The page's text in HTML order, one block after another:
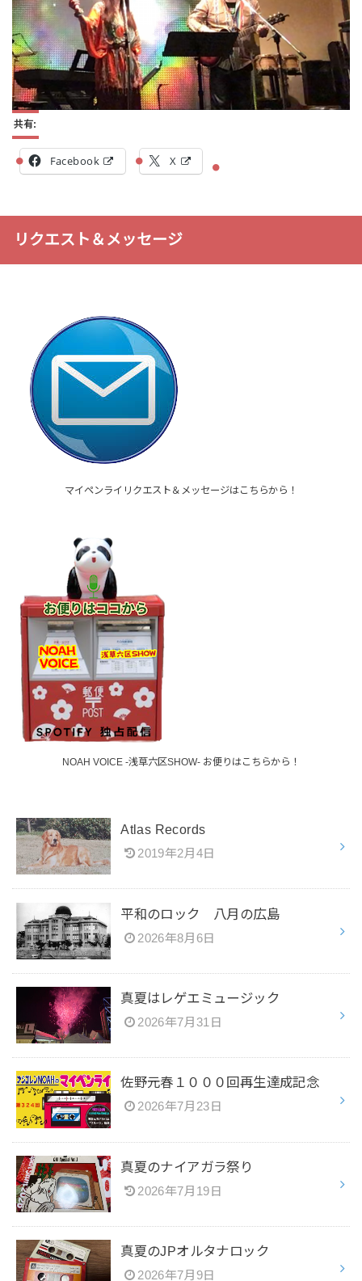
共有:
Facebook X
リクエスト＆メッセージ
マイペンライリクエスト＆メッセージはこちらから！
NOAH VOICE -浅草六区SHOW- お便りはこちらから！
Atlas Records
2019年2月4日
平和のロック 八月の広島
2026年8月6日
真夏はレゲエミュージック
2026年7月31日
佐野元春１０００回再生達成記念
2026年7月23日
真夏のナイアガラ祭り
2026年7月19日
真夏のJPオルタナロック
2026年7月9日